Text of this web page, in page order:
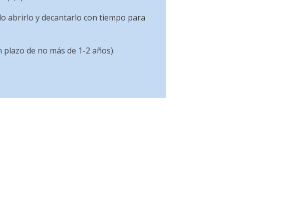
abrirlo y decantarlo con tiempo para
de no más de 1-2 años).